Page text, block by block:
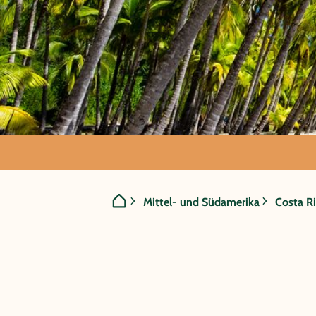
GRUPPENREISE:
Costa Rica -
Mittel- und Südamerika Costa